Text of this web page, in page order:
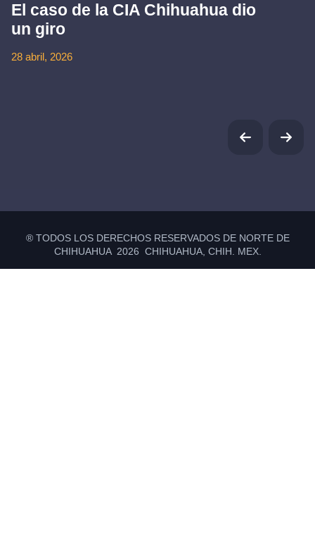
El caso de la CIA Chihuahua dio
un giro
28 abril, 2026
® TODOS LOS DERECHOS RESERVADOS DE NORTE DE
CHIHUAHUA 2026 CHIHUAHUA, CHIH. MEX.